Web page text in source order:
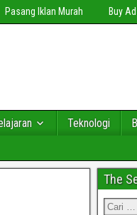
Pasang Iklan Murah Buy
Teknologi
The